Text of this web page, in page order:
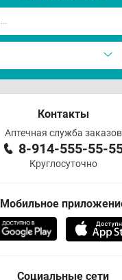
Контакты
Аптечная служба заказов
8-914-555-55-
Круглосуточно
Мобильное
Социальные сети